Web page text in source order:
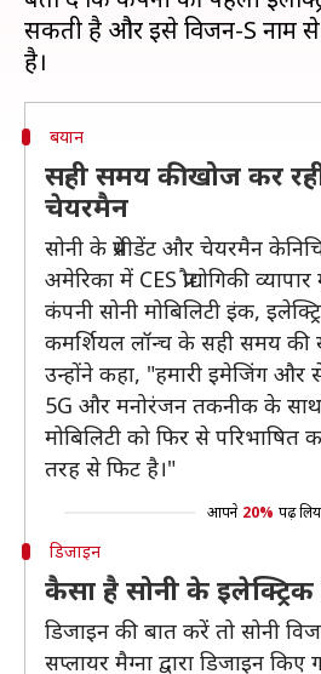
सकती है और इसे विजन-S नाम से
बयान
सही समय की खोज कर
चेयरमैन
सोनी के प्रेसीडेंट और चेयरमैन
अमेरिका में CES प्रौद्योगिकी
कंपनी सोनी मोबिलिटी इंक,
कमर्शियल लॉन्च के सही समय की
उन्होंने कहा, "हमारी इमेजिंग और
5G और मनोरंजन तकनीक के साथ
मोबिलिटी को फिर से परिभाषित
तरह से फिट है।"
आपने 20% पढ़
डिजाइन
कैसा है सोनी के
डिजाइन की बात करें तो सोनी
सप्लायर मैग्ना द्वारा डिजाइन